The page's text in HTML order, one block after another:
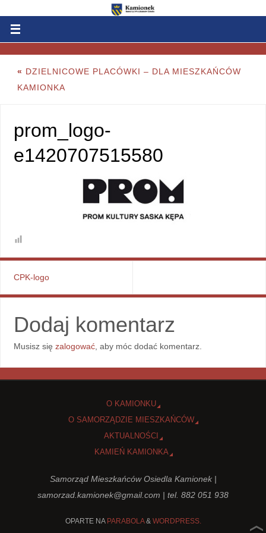
« DZIELNICOWE PLACÓWKI – DLA MIESZKAŃCÓW
KAMIONKA
prom_logo-
e1420707515580
CPK-logo
Dodaj komentarz
Musisz się zalogować, aby móc dodać komentarz.
O KAMIONKU
O SAMORZĄDZIE MIESZKAŃCÓW
AKTUALNOŚCI
KAMIEŃ KAMIONKA
Samorząd Mieszkańców Osiedla Kamionek |
samorzad.kamionek@gmail.com | tel. 882 051 938
OPARTE NA PARABOLA& WORDPRESS.